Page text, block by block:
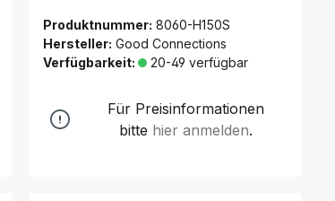
Produktnummer: 8060-H150S
Hersteller: Good Connections
Verfügbarkeit:
20-49 verfügbar
Für Preisinformationen
bitte hier anmelden.